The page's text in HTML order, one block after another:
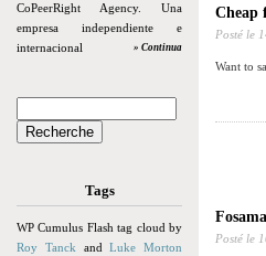
CoPeerRight Agency. Una
empresa independiente e
internacional
» Continua
Tags
WP Cumulus Flash tag cloud by
Roy Tanck andLuke Morton
Cheap
Posté le
Want to
Posté le